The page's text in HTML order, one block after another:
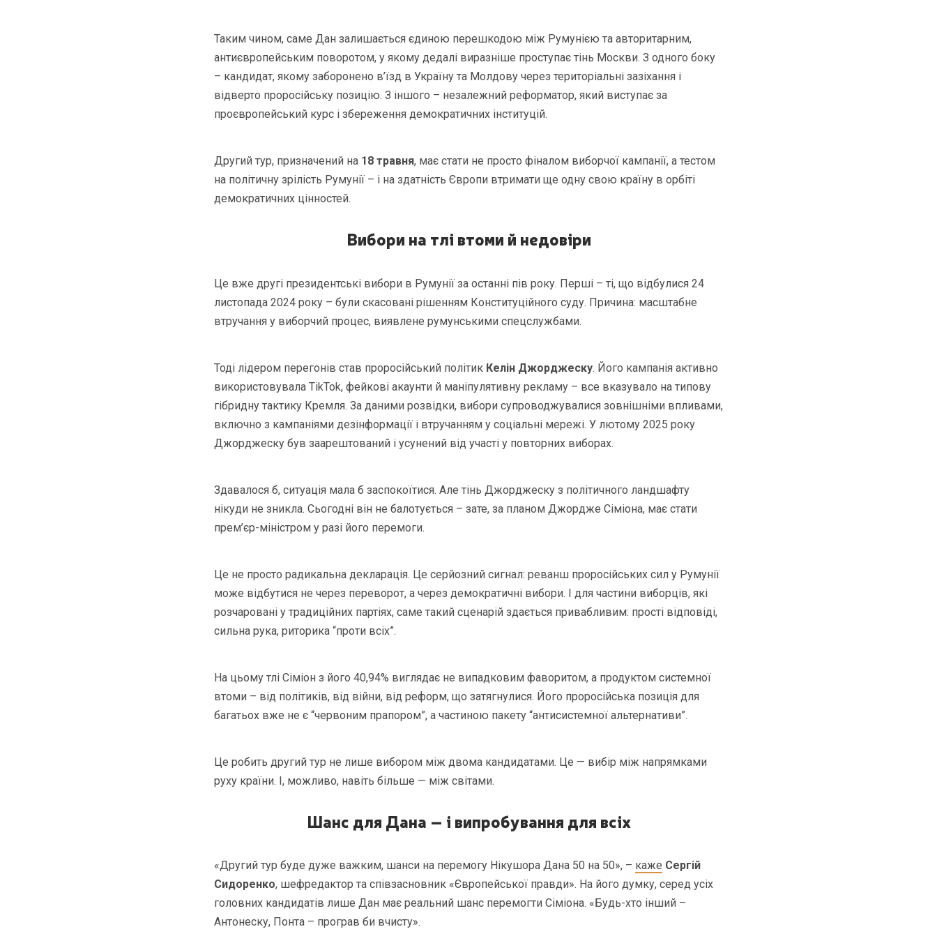
Таким чином, саме Дан залишається єдиною перешкодою між Румунією та авторитарним,
антиєвропейським поворотом, у якому дедалі виразніше проступає тінь Москви. З одного боку
– кандидат, якому заборонено в’їзд в Україну та Молдову через територіальні зазіхання і
відверто проросійську позицію. З іншого – незалежний реформатор, який виступає за
проєвропейський курс і збереження демократичних інституцій.
Другий тур, призначений на 18 травня, має стати не просто фіналом виборчої кампанії, а тестом
на політичну зрілість Румунії – і на здатність Європи втримати ще одну свою країну в орбіті
демократичних цінностей.
Вибори на тлі втоми й недовіри
Це вже другі президентські вибори в Румунії за останні пів року. Перші – ті, що відбулися 24
листопада 2024 року – були скасовані рішенням Конституційного суду. Причина: масштабне
втручання у виборчий процес, виявлене румунськими спецслужбами.
Тоді лідером перегонів став проросійський політик Келін Джорджеску. Його кампанія активно
використовувала TikTok, фейкові акаунти й маніпулятивну рекламу – все вказувало на типову
гібридну тактику Кремля. За даними розвідки, вибори супроводжувалися зовнішніми впливами,
включно з кампаніями дезінформації і втручанням у соціальні мережі. У лютому 2025 року
Джорджеску був заарештований і усунений від участі у повторних виборах.
Здавалося б, ситуація мала б заспокоїтися. Але тінь Джорджеску з політичного ландшафту
нікуди не зникла. Сьогодні він не балотується – зате, за планом Джордже Сіміона, має стати
прем’єр-міністром у разі його перемоги.
Це не просто радикальна декларація. Це серйозний сигнал: реванш проросійських сил у Румунії
може відбутися не через переворот, а через демократичні вибори. І для частини виборців, які
розчаровані у традиційних партіях, саме такий сценарій здається привабливим: прості відповіді,
сильна рука, риторика “проти всіх”.
На цьому тлі Сіміон з його 40,94% виглядає не випадковим фаворитом, а продуктом системної
втоми – від політиків, від війни, від реформ, що затягнулися. Його проросійська позиція для
багатьох вже не є “червоним прапором”, а частиною пакету “антисистемної альтернативи”.
Це робить другий тур не лише вибором між двома кандидатами. Це — вибір між напрямками
руху країни. І, можливо, навіть більше — між світами.
Шанс для Дана – і випробування для всіх
«Другий тур буде дуже важким, шанси на перемогу Нікушора Дана 50 на 50», – каже Сергій
Сидоренко, шефредактор та співзасновник «Європейської правди». На його думку, серед усіх
головних кандидатів лише Дан має реальний шанс перемогти Сіміона. «Будь-хто інший –
Антонеску, Понта – програв би вчисту».